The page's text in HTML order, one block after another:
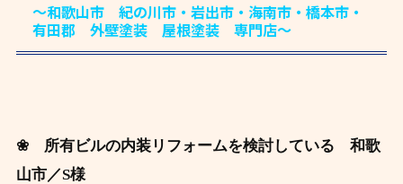
～和歌山市 紀の川市・岩出市・海南市・橋本市・
有田郡 外壁塗装 屋根塗装 専門店～
❀ 所有ビルの内装リフォームを検討している 和歌
山市／S様